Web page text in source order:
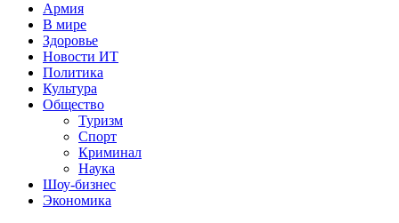
Армия
В мире
Здоровье
Новости ИТ
Политика
Культура
Общество
Туризм
Спорт
Криминал
Наука
Шоу-бизнес
Экономика